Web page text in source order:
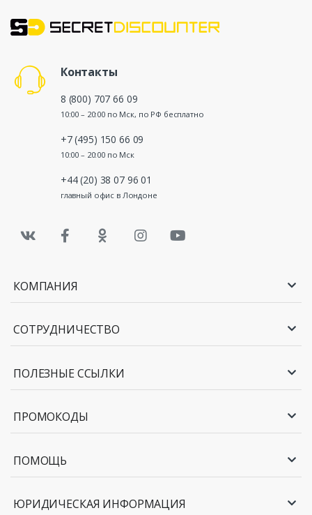
Контакты
8 (800) 707 66 09
10:00 – 20:00 по Мск, по РФ бесплатно
+7 (495) 150 66 09
10:00 – 20:00 по Мск
+44 (20) 38 07 96 01
главный офис в Лондоне
КОМПАНИЯ
СОТРУДНИЧЕСТВО
ПОЛЕЗНЫЕ ССЫЛКИ
ПРОМОКОДЫ
ПОМОЩЬ
ЮРИДИЧЕСКАЯ ИНФОРМАЦИЯ